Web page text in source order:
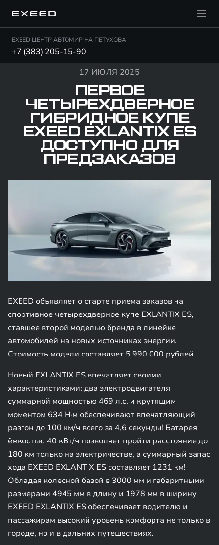
EXEED ЦЕНТР АВТОМИР НА ПЕТУХОВА
+7 (383) 205-15-90
17 ИЮЛЯ 2025
ПЕРВОЕ
ЧЕТЫРЕХДВЕРНОЕ
ГИБРИДНОЕ КУПЕ
EXEED EXLANTIX ES
ДОСТУПНО ДЛЯ
ПРЕДЗАКАЗОВ
EXEED объявляет о старте приема заказов на
спортивное четырехдверное купе EXLANTIX ES,
ставшее второй моделью бренда в линейке
автомобилей на новых источниках энергии.
Стоимость модели составляет 5 990 000 рублей.
Новый EXLANTIX ES впечатляет своими
характеристиками: два электродвигателя
суммарной мощностью 469 л.с. и крутящим
моментом 634 Н·м обеспечивают впечатляющий
разгон до 100 км/ч всего за 4,6 секунды! Батарея
ёмкостью 40 кВт/ч позволяет пройти расстояние до
180 км только на электричестве, а суммарный запас
хода EXEED EXLANTIX ES составляет 1231 км!
Обладая колесной базой в 3000 мм и габаритными
размерами 4945 мм в длину и 1978 мм в ширину,
EXEED EXLANTIX ES обеспечивает водителю и
пассажирам высокий уровень комфорта не только в
городе, но и в дальних путешествиях.